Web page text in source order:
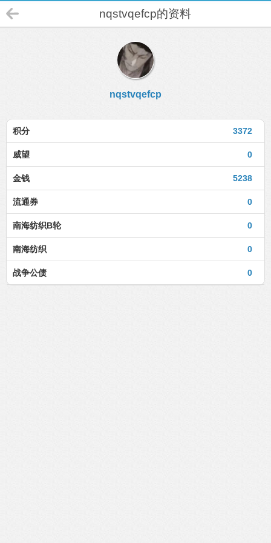
nqstvqefcp的资料
nqstvqefcp
3372
积分
0
威望
5238
金钱
0
流通券
0
南海纺织B轮
0
南海纺织
0
战争公债